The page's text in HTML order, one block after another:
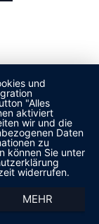
und
"Alles
aktiviert
wir und die
Daten
zu
können Sie unter
widerrufen.
MEHR